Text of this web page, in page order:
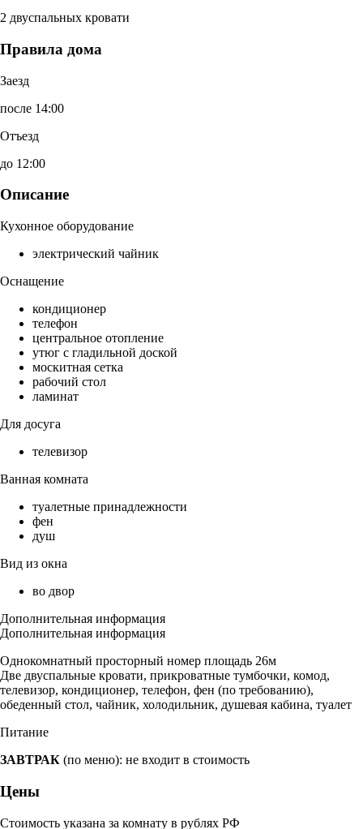
2 двуспальных кровати
Правила дома
Заезд
после 14:00
Отъезд
до 12:00
Описание
Кухонное оборудование
электрический чайник
Оснащение
кондиционер
телефон
центральное отопление
утюг с гладильной доской
москитная сетка
рабочий стол
ламинат
Для досуга
телевизор
Ванная комната
туалетные принадлежности
фен
душ
Вид из окна
во двор
Дополнительная информация
Дополнительная информация
Однокомнатный просторный номер площадь 26м
Две двуспальные кровати, прикроватные тумбочки, комод,
телевизор, кондиционер, телефон, фен (по требованию),
обеденный стол, чайник, холодильник, душевая кабина, туалет
Питание
ЗАВТРАК (по меню): не входит в стоимость
Цены
Стоимость указана за комнату в рублях РФ